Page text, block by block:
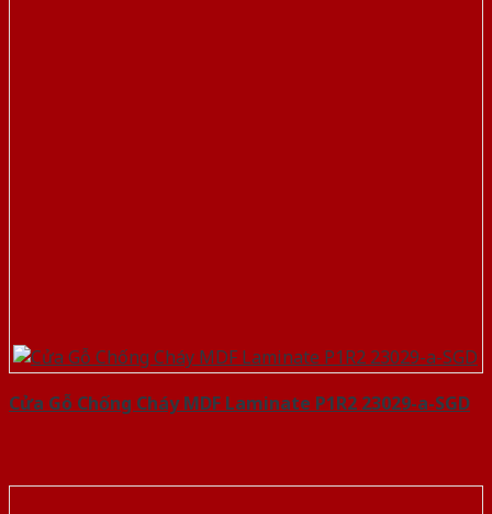
Cửa Gỗ Chống Cháy MDF Laminate P1R2 23029-a-SGD